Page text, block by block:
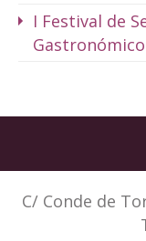
I Festival de
C/ Conde de